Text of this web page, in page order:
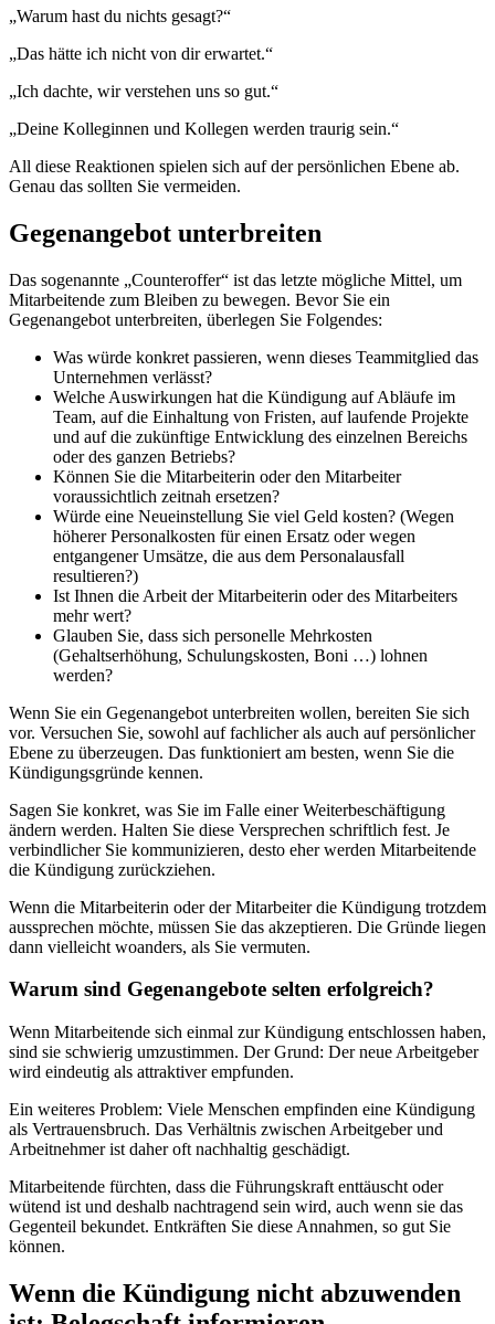
„Warum hast du nichts gesagt?“
„Das hätte ich nicht von dir erwartet.“
„Ich dachte, wir verstehen uns so gut.“
„Deine Kolleginnen und Kollegen werden traurig sein.“
All diese Reaktionen spielen sich auf der persönlichen Ebene ab.
Genau das sollten Sie vermeiden.
Gegenangebot unterbreiten
Das sogenannte „Counteroffer“ ist das letzte mögliche Mittel, um
Mitarbeitende zum Bleiben zu bewegen. Bevor Sie ein
Gegenangebot unterbreiten, überlegen Sie Folgendes:
Was würde konkret passieren, wenn dieses Teammitglied das
Unternehmen verlässt?
Welche Auswirkungen hat die Kündigung auf Abläufe im
Team, auf die Einhaltung von Fristen, auf laufende Projekte
und auf die zukünftige Entwicklung des einzelnen Bereichs
oder des ganzen Betriebs?
Können Sie die Mitarbeiterin oder den Mitarbeiter
voraussichtlich zeitnah ersetzen?
Würde eine Neueinstellung Sie viel Geld kosten? (Wegen
höherer Personalkosten für einen Ersatz oder wegen
entgangener Umsätze, die aus dem Personalausfall
resultieren?)
Ist Ihnen die Arbeit der Mitarbeiterin oder des Mitarbeiters
mehr wert?
Glauben Sie, dass sich personelle Mehrkosten
(Gehaltserhöhung, Schulungskosten, Boni …) lohnen
werden?
Wenn Sie ein Gegenangebot unterbreiten wollen, bereiten Sie sich
vor. Versuchen Sie, sowohl auf fachlicher als auch auf persönlicher
Ebene zu überzeugen. Das funktioniert am besten, wenn Sie die
Kündigungsgründe kennen.
Sagen Sie konkret, was Sie im Falle einer Weiterbeschäftigung
ändern werden. Halten Sie diese Versprechen schriftlich fest. Je
verbindlicher Sie kommunizieren, desto eher werden Mitarbeitende
die Kündigung zurückziehen.
Wenn die Mitarbeiterin oder der Mitarbeiter die Kündigung trotzdem
aussprechen möchte, müssen Sie das akzeptieren. Die Gründe liegen
dann vielleicht woanders, als Sie vermuten.
Warum sind Gegenangebote selten erfolgreich?
Wenn Mitarbeitende sich einmal zur Kündigung entschlossen haben,
sind sie schwierig umzustimmen. Der Grund: Der neue Arbeitgeber
wird eindeutig als attraktiver empfunden.
Ein weiteres Problem: Viele Menschen empfinden eine Kündigung
als Vertrauensbruch. Das Verhältnis zwischen Arbeitgeber und
Arbeitnehmer ist daher oft nachhaltig geschädigt.
Mitarbeitende fürchten, dass die Führungskraft enttäuscht oder
wütend ist und deshalb nachtragend sein wird, auch wenn sie das
Gegenteil bekundet. Entkräften Sie diese Annahmen, so gut Sie
können.
Wenn die Kündigung nicht abzuwenden